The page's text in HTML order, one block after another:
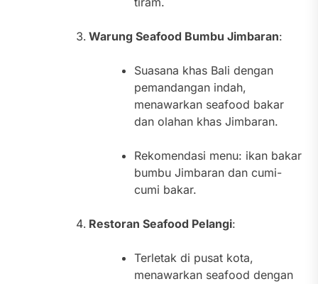
Warung Seafood Bumbu Jimbaran:
Suasana khas Bali dengan
pemandangan indah,
menawarkan seafood bakar
dan olahan khas Jimbaran.
Rekomendasi menu: ikan bakar
bumbu Jimbaran dan cumi-
cumi bakar.
Restoran Seafood Pelangi:
Terletak di pusat kota,
menawarkan seafood dengan